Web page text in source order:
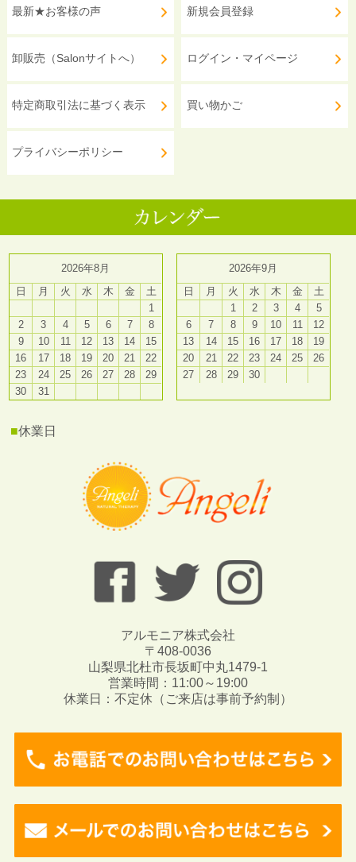
最新★お客様の声
卸販売（Salonサイトへ）
特定商取引法に基づく表示
プライバシーポリシー
新規会員登録
ログイン・マイページ
買い物かご
2026年8月
日
月 火 水 木 金
土
1
2
3 4 5 6 7
8
9
10 11 12 13 14
15
16
17 18 19 20 21
22
23
24 25 26 27 28
29
30
31
2026年9月
日
月 火 水 木 金
土
1
2 3 4
5
6
7 8 9 10 11
12
13
14 15 16 17 18
19
20
21 22 23 24 25
26
27
28 29 30
■休業日
アルモニア株式会社
〒408-0036
山梨県北杜市長坂町中丸1479-1
営業時間：11:00～19:00
休業日：不定休（ご来店は事前予約制）